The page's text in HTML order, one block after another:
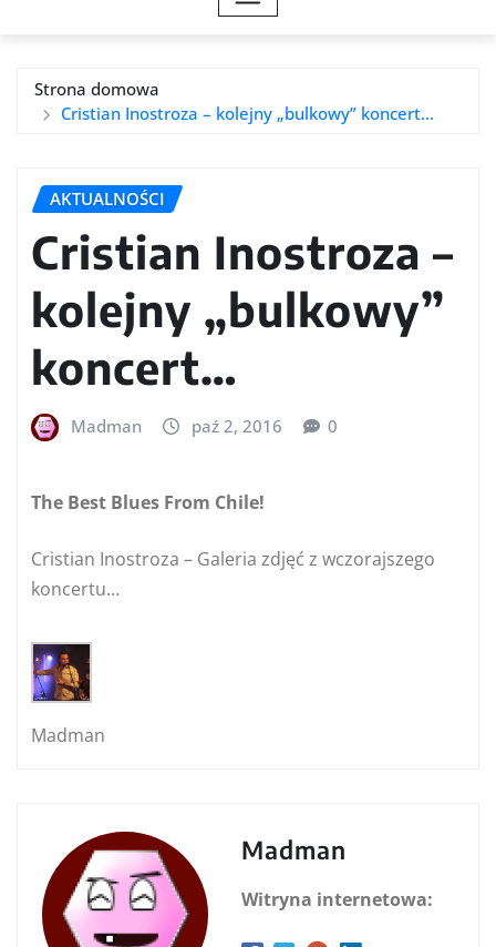
Strona domowa
Cristian Inostroza – kolejny „bulkowy” koncert…
AKTUALNOŚCI
Cristian Inostroza –
kolejny „bulkowy”
koncert…
Madman paź 2, 2016 0
The Best Blues From Chile!
Cristian Inostroza – Galeria zdjęć z wczorajszego
koncertu…
Madman
Madman
Witryna internetowa: